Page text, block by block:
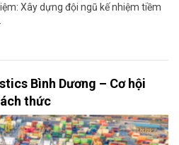
Xây dựng đội ngũ kế nhiệm tiềm
Bình Dương – Cơ hội
thức